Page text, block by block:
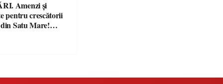
Amenzi și
pentru crescătorii
Satu Mare!
și face apel la